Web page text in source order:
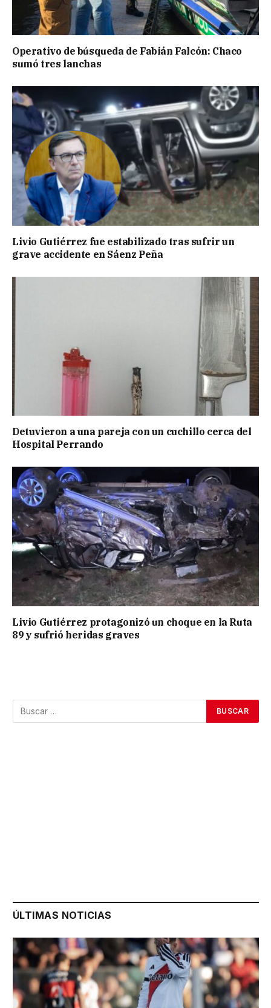
Operativo de búsqueda de Fabián Falcón: Chaco
sumó tres lanchas
Livio Gutiérrez fue estabilizado tras sufrir un
grave accidente en Sáenz Peña
Detuvieron a una pareja con un cuchillo cerca del
Hospital Perrando
Livio Gutiérrez protagonizó un choque en la Ruta
89 y sufrió heridas graves
ÚLTIMAS NOTICIAS